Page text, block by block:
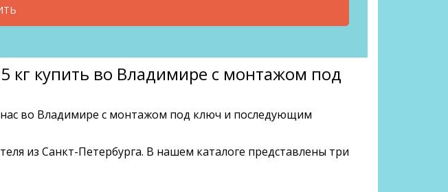
кг купить во Владимире с монтажом под
нас во Владимире с монтажом под ключ и последующим
из Санкт-Петербурга. В нашем каталоге представлены три